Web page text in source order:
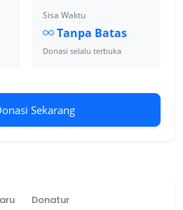
Sisa Waktu
Tanpa Batas
Donasi selalu terbuka
Sekarang
Donatur